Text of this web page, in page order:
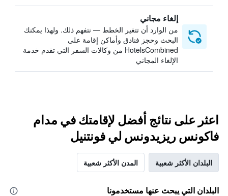
إلغاء مجاني
من الوارد أن تتغير الخطط — نتفهم ذلك. ولهذا يمكنك
البحث وحجز فنادق وأماكن إقامة على
HotelsCombined من وكالات السفر التي تقدم خدمة
الإلغاء المجاني
اعثر على نتائج أفضل لإقامتك في مدام
فاكونس ريزيدونس لي فونتنيل
البلدان الأكثر شعبية المدن الأكثر شعبية
البلدان التي يبحث عنها مستخدمونا